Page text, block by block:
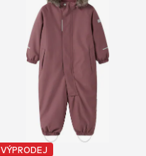
VÝPRODEJ